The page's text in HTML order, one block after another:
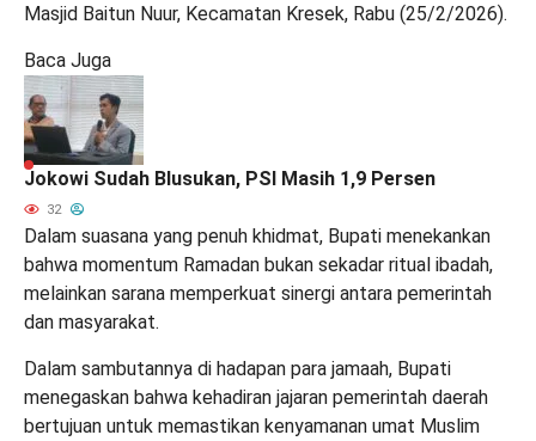
Masjid Baitun Nuur, Kecamatan Kresek, Rabu (25/2/2026).
Baca Juga
Jokowi Sudah Blusukan, PSI Masih 1,9 Persen
32
Dalam suasana yang penuh khidmat, Bupati menekankan
bahwa momentum Ramadan bukan sekadar ritual ibadah,
melainkan sarana memperkuat sinergi antara pemerintah
dan masyarakat.
Dalam sambutannya di hadapan para jamaah, Bupati
menegaskan bahwa kehadiran jajaran pemerintah daerah
bertujuan untuk memastikan kenyamanan umat Muslim